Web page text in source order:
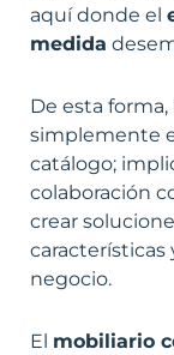
aquí donde el
medida
De esta
simplemente
catálogo;
colaboración
crear
características
negocio.
El mobiliario